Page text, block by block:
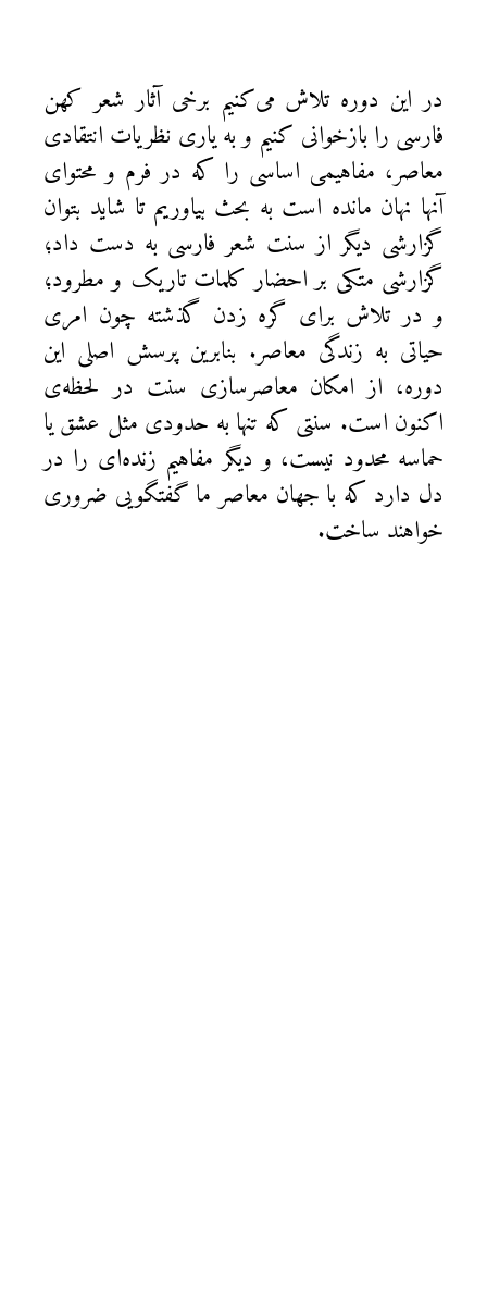
در این دوره تلاش می‌کنیم برخی آثار شعر کهن
فارسی را بازخوانی کنیم و به یاری نظریات انتقادی
معاصر، مفاهیمی اساسی را که در فرم و محتوای
آنها نهان مانده است به بحث بیاوریم تا شاید بتوان
گزارشی دیگر از سنت شعر فارسی به دست داد؛
گزارشی متکی بر احضار کلمات تاریک و مطرود؛
و در تلاش برای گره زدن گذشته چون امری
حیاتی به زندگی معاصر. بنابرین پرسش اصلی این
دوره، از امکان معاصرسازی سنت در لحظه‌ی
اکنون است. سنتی که تنها به حدودی مثل عشق یا
حماسه محدود نیست، و دیگر مفاهیم زنده‌ای را در
دل دارد که با جهان معاصر ما گفتگویی ضروری
خواهند ساخت.